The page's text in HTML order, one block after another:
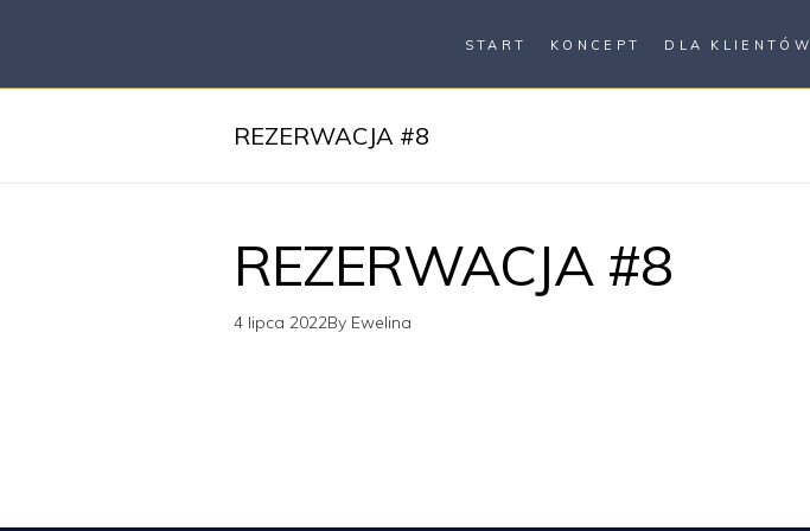
START KONCEPT DLA KLIENTÓW
REZERWACJA #8
REZERWACJA #8
4 lipca 2022By Ewelina